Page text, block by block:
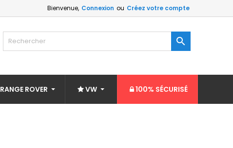
Bienvenue, Connexion ou Créez votre compte

RANGE ROVER VW 100% SÉCURISÉ